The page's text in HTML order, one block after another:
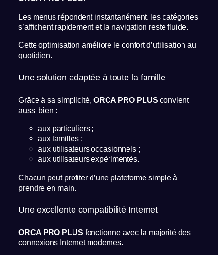
Les menus répondent instantanément, les catégories
s’affichent rapidement et la navigation reste fluide.
Cette optimisation améliore le confort d’utilisation au
quotidien.
Une solution adaptée à toute la famille
Grâce à sa simplicité, ORCA PRO PLUS convient
aussi bien :
aux particuliers ;
aux familles ;
aux utilisateurs occasionnels ;
aux utilisateurs expérimentés.
Chacun peut profiter d’une plateforme simple à
prendre en main.
Une excellente compatibilité Internet
ORCA PRO PLUS fonctionne avec la majorité des
connexions Internet modernes.